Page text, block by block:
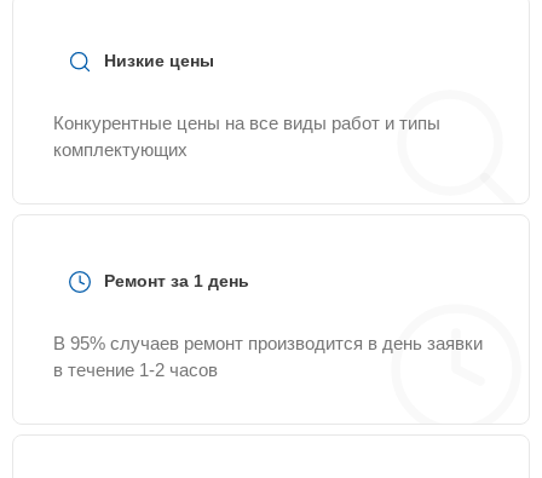
Низкие цены
Конкурентные цены на все виды работ и типы
комплектующих
Ремонт за 1 день
В 95% случаев ремонт производится в день заявки
в течение 1-2 часов